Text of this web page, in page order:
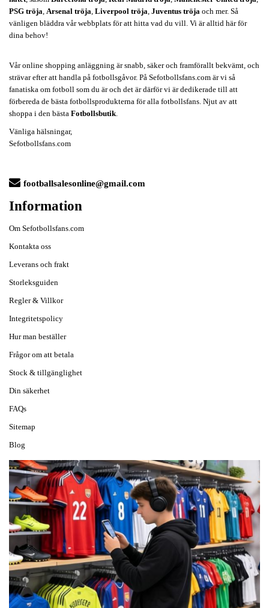
PSG tröja, Arsenal tröja, Liverpool tröja, Juventus tröja och mer. Så
vänligen bläddra vår webbplats för att hitta vad du vill. Vi är alltid här för
dina behov!
Vår online shopping anläggning är snabb, säker och framförallt bekvämt, och
strävar efter att handla på fotbollsgåvor. På Sefotbollsfans.com är vi så
fanatiska om fotboll som du är och det är därför vi är dedikerade till att
förbereda de bästa fotbollsprodukterna för alla fotbollsfans. Njut av att
shoppa i den bästa Fotbollsbutik.
Vänliga hälsningar,
Sefotbollsfans.com
footballsalesonline@gmail.com
Information
Om Sefotbollsfans.com
Kontakta oss
Leverans och frakt
Storleksguiden
Regler & Villkor
Integritetspolicy
Hur man beställer
Frågor om att betala
Stock & tillgänglighet
Din säkerhet
FAQs
Sitemap
Blog